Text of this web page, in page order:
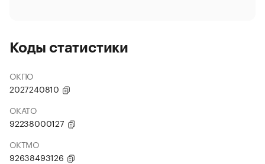
Коды статистики
ОКПО
2027240810
ОКАТО
92238000127
ОКТМО
92638493126